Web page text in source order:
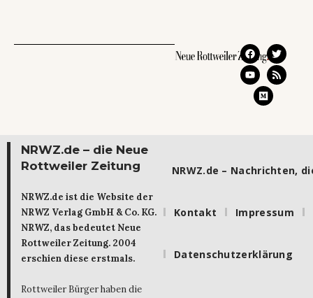
NRWZ.de – die Neue
Rottweiler Zeitung
NRWZ.de ist die Website der
NRWZ Verlag GmbH & Co. KG.
NRWZ, das bedeutet Neue
Rottweiler Zeitung. 2004
erschien diese erstmals.
Rottweiler Bürger haben die
NRWZ.de – Nachrichten,
Kontakt Impressum
Datenschutzerklärung